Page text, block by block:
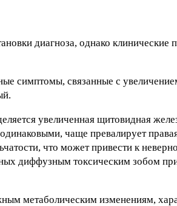
диагноза, однако клинические
симптомы, связанные с
увеличенная щитовидная
чаще превалирует
что может привести к
диффузным токсическим зобом
метаболическим изменениям,